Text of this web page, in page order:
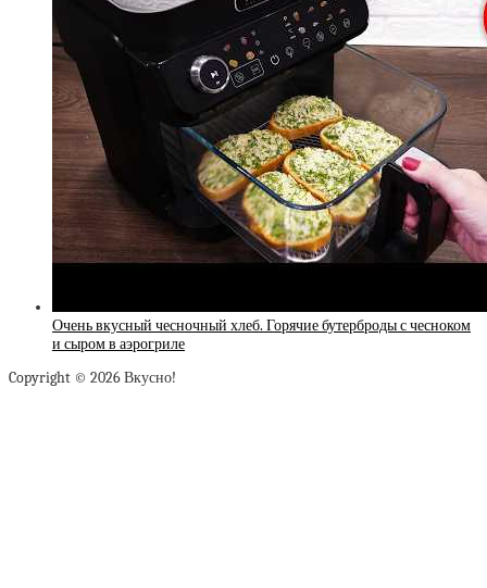
Очень вкусный чесночный хлеб. Горячие бутерброды с чесноком
и сыром в аэрогриле
Copyright © 2026 Вкусно!